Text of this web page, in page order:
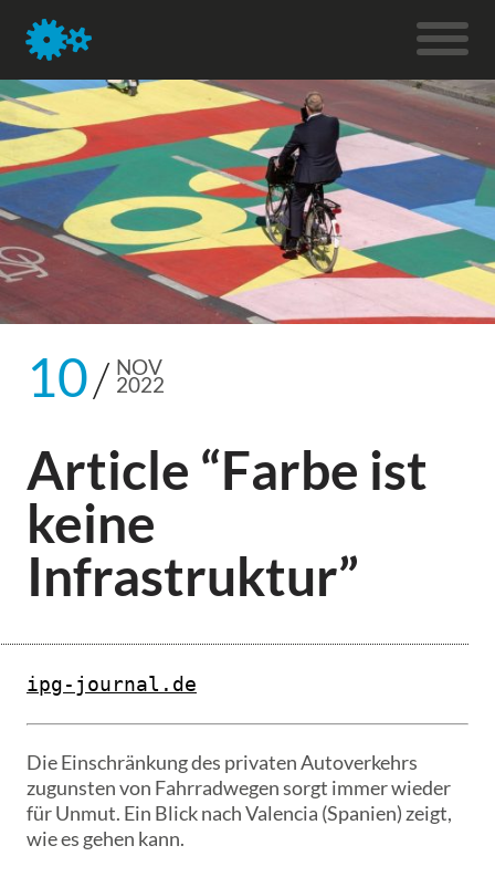
10 NOV
2022
Article “Farbe ist
keine
Infrastruktur”
ipg-journal.de
Die Einschränkung des privaten Autoverkehrs
zugunsten von Fahrradwegen sorgt immer wieder
für Unmut. Ein Blick nach Valencia (Spanien) zeigt,
wie es gehen kann.